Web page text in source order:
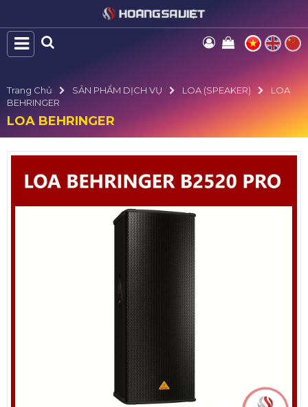
Trang Chủ SẢN PHẨM DỊCH VỤ LOA (SPEAKER)
LOA
BEHRINGER
LOA BEHRINGER